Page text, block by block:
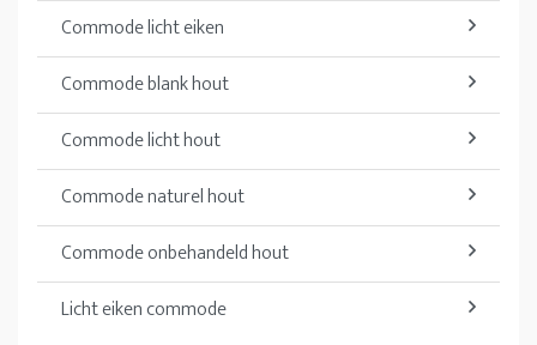
Commode licht eiken
Commode blank hout
Commode licht hout
Commode naturel hout
Commode onbehandeld hout
Licht eiken commode